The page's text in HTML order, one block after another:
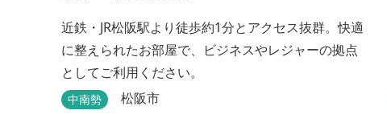
近鉄・JR松阪駅より徒歩約1分とアクセス抜群。快適
に整えられたお部屋で、ビジネスやレジャーの拠点
としてご利用ください。
中南勢 松阪市